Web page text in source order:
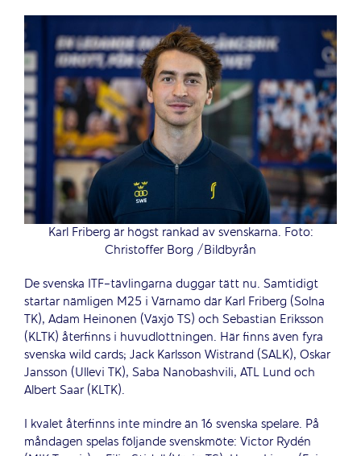
Karl Friberg är högst rankad av svenskarna. Foto:
Christoffer Borg /Bildbyrån
De svenska ITF-tävlingarna duggar tätt nu. Samtidigt
startar nämligen M25 i Värnamo där Karl Friberg (Solna
TK), Adam Heinonen (Växjö TS) och Sebastian Eriksson
(KLTK) återfinns i huvudlottningen. Här finns även fyra
svenska wild cards; Jack Karlsson Wistrand (SALK), Oskar
Jansson (Ullevi TK), Saba Nanobashvili, ATL Lund och
Albert Saar (KLTK).
I kvalet återfinns inte mindre än 16 svenska spelare. På
måndagen spelas följande svenskmöte: Victor Rydén